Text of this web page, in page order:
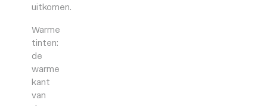
uitkomen.
Warme
tinten:
de
warme
kant
van